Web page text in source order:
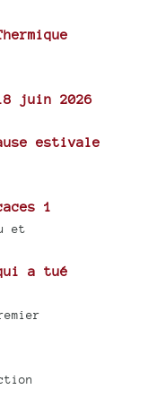
juin 2026
estivale
1
et
a tué